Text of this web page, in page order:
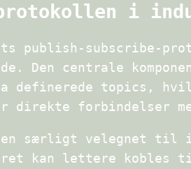
protokollen i
publish-subscribe-
Den centrale
definerede topics,
direkte forbindelser
særligt velegnet til
kan lettere kobles